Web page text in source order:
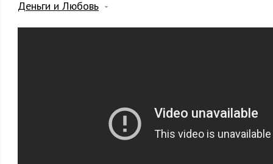
Деньги и Любовь